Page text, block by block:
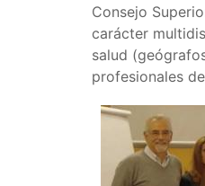
Consejo
carácter
salud
profesionales